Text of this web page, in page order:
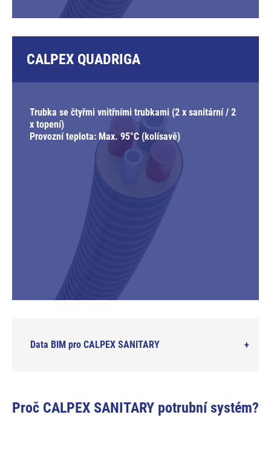
CALPEX QUADRIGA
Trubka se čtyřmi vnitřními trubkami (2 x sanitární / 2
x topení)
Provozní teplota: Max. 95°C (kolísavě)
Data BIM pro CALPEX SANITARY
Proč CALPEX SANITARY potrubní systém?